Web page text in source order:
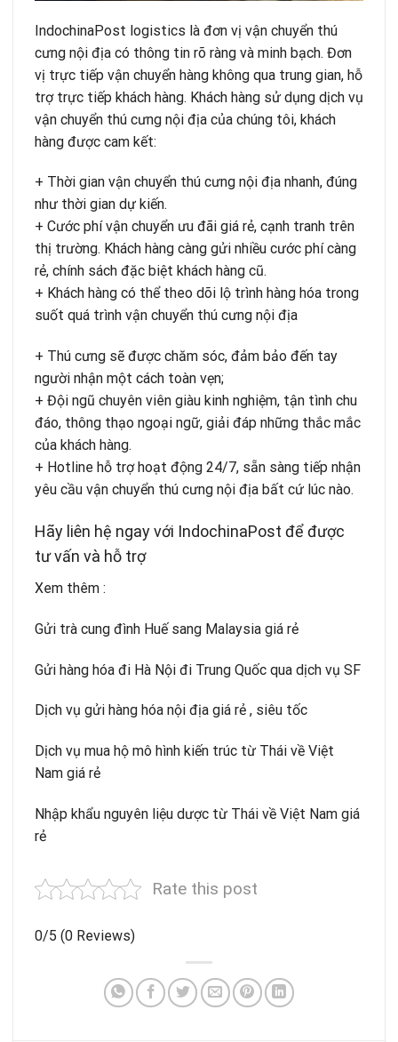
IndochinaPost logistics là đơn vị vận chuyển thú
cưng nội địa có thông tin rõ ràng và minh bạch. Đơn
vị trực tiếp vận chuyển hàng không qua trung gian, hỗ
trợ trực tiếp khách hàng. Khách hàng sử dụng dịch vụ
vận chuyển thú cưng nội địa của chúng tôi, khách
hàng được cam kết:
+ Thời gian vận chuyển thú cưng nội địa nhanh, đúng
như thời gian dự kiến.
+ Cước phí vận chuyển ưu đãi giá rẻ, cạnh tranh trên
thị trường. Khách hàng càng gửi nhiều cước phí càng
rẻ, chính sách đặc biệt khách hàng cũ.
+ Khách hàng có thể theo dõi lộ trình hàng hóa trong
suốt quá trình vận chuyển thú cưng nội địa
+ Thú cưng sẽ được chăm sóc, đảm bảo đến tay
người nhận một cách toàn vẹn;
+ Đội ngũ chuyên viên giàu kinh nghiệm, tận tình chu
đáo, thông thạo ngoại ngữ, giải đáp những thắc mắc
của khách hàng.
+ Hotline hỗ trợ hoạt động 24/7, sẵn sàng tiếp nhận
yêu cầu vận chuyển thú cưng nội địa bất cứ lúc nào.
Hãy liên hệ ngay với IndochinaPost để được
tư vấn và hỗ trợ
Xem thêm :
Gửi trà cung đình Huế sang Malaysia giá rẻ
Gửi hàng hóa đi Hà Nội đi Trung Quốc qua dịch vụ SF
Dịch vụ gửi hàng hóa nội địa giá rẻ , siêu tốc
Dịch vụ mua hộ mô hình kiến trúc từ Thái về Việt
Nam giá rẻ
Nhập khẩu nguyên liệu dược từ Thái về Việt Nam giá
rẻ
Rate this post
0/5 (0 Reviews)